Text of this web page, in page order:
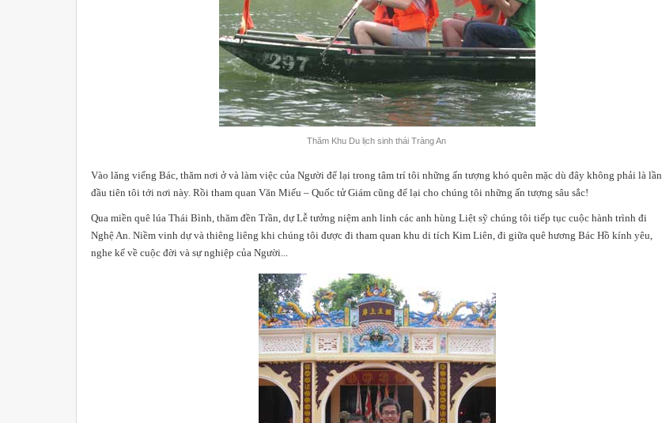
Thăm Khu Du lịch sinh thái Tràng An
Vào lăng viếng Bác, thăm nơi ở và làm việc của Người để lại trong tâm trí tôi những ấn tượng khó quên mặc dù đây không phải là lần
đầu tiên tôi tới nơi này. Rồi tham quan Văn Miếu – Quốc tử Giám cũng để lại cho chúng tôi những ấn tượng sâu sắc!
Qua miền quê lúa Thái Bình, thăm đền Trần, dự Lễ tưởng niệm anh linh các anh hùng Liệt sỹ chúng tôi tiếp tục cuộc hành trình đi
Nghệ An. Niềm vinh dự và thiêng liêng khi chúng tôi được đi tham quan khu di tích Kim Liên, đi giữa quê hương Bác Hồ kính yêu,
nghe kể về cuộc đời và sự nghiệp của Người...